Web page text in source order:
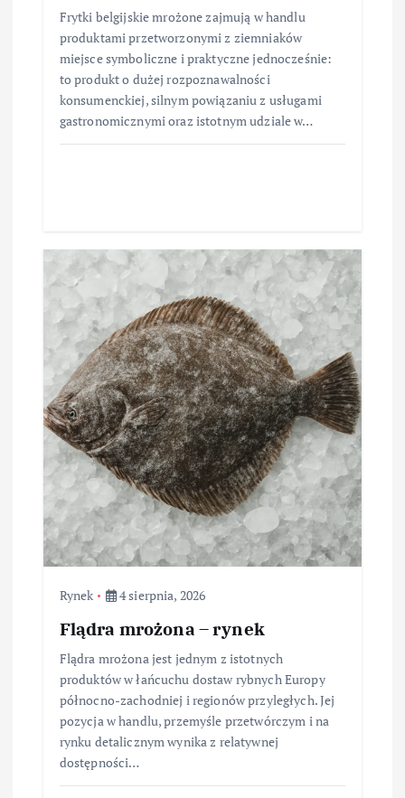
Frytki belgijskie mrożone zajmują w handlu
produktami przetworzonymi z ziemniaków
miejsce symboliczne i praktyczne jednocześnie:
to produkt o dużej rozpoznawalności
konsumenckiej, silnym powiązaniu z usługami
gastronomicznymi oraz istotnym udziale w…
Rynek 4 sierpnia, 2026
Flądra mrożona – rynek
Flądra mrożona jest jednym z istotnych
produktów w łańcuchu dostaw rybnych Europy
północno-zachodniej i regionów przyległych. Jej
pozycja w handlu, przemyśle przetwórczym i na
rynku detalicznym wynika z relatywnej
dostępności…